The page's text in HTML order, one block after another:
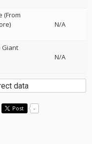
(From
N/A
Giant
N/A
data
Post -